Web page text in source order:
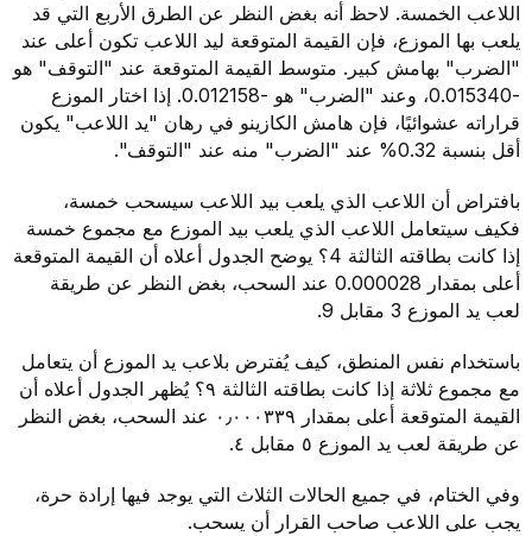
اللاعب الخمسة. لاحظ أنه بغض النظر عن الطرق الأربع التي قد
يلعب بها الموزع، فإن القيمة المتوقعة ليد اللاعب تكون أعلى عند
"الضرب" بهامش كبير. متوسط القيمة المتوقعة عند "التوقف" هو
-0.015340، وعند "الضرب" هو -0.012158. إذا اختار الموزع
قراراته عشوائيًا، فإن هامش الكازينو في رهان "يد اللاعب" يكون
أقل بنسبة 0.32% عند "الضرب" منه عند "التوقف".
بافتراض أن اللاعب الذي يلعب بيد اللاعب سيسحب خمسة،
فكيف سيتعامل اللاعب الذي يلعب بيد الموزع مع مجموع خمسة
إذا كانت بطاقته الثالثة 4؟ يوضح الجدول أعلاه أن القيمة المتوقعة
أعلى بمقدار 0.000028 عند السحب، بغض النظر عن طريقة
لعب يد الموزع 3 مقابل 9.
باستخدام نفس المنطق، كيف يُفترض بلاعب يد الموزع أن يتعامل
مع مجموع ثلاثة إذا كانت بطاقته الثالثة ٩؟ يُظهر الجدول أعلاه أن
القيمة المتوقعة أعلى بمقدار ٠٫٠٠٠٣٣٩ عند السحب، بغض النظر
عن طريقة لعب يد الموزع ٥ مقابل ٤.
وفي الختام، في جميع الحالات الثلاث التي يوجد فيها إرادة حرة،
يجب على اللاعب صاحب القرار أن يسحب.